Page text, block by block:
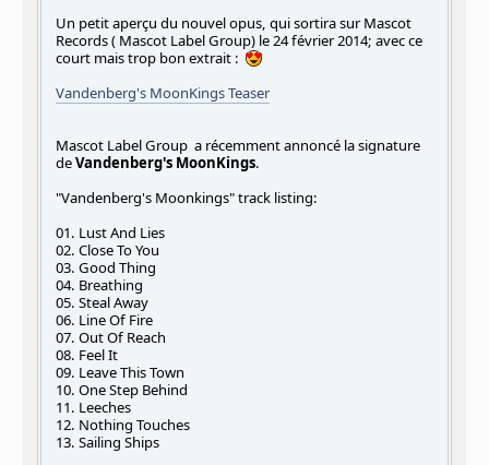
Un petit aperçu du nouvel opus, qui sortira sur Mascot
Records ( Mascot Label Group) le 24 février 2014; avec ce
court mais trop bon extrait :
Vandenberg's MoonKings Teaser
Mascot Label Group a récemment annoncé la signature
deVandenberg's MoonKings.
"Vandenberg's Moonkings" track listing:
01. Lust And Lies
02. Close To You
03. Good Thing
04. Breathing
05. Steal Away
06. Line Of Fire
07. Out Of Reach
08. Feel It
09. Leave This Town
10. One Step Behind
11. Leeches
12. Nothing Touches
13. Sailing Ships